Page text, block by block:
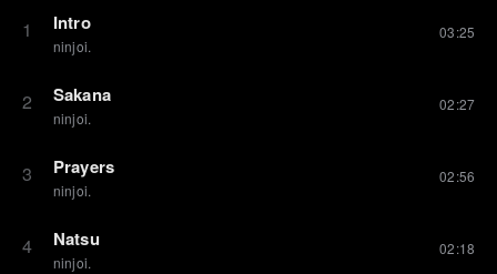
1 Intro
ninjoi.
03:25
2 Sakana
ninjoi.
02:27
3 Prayers
ninjoi.
02:56
4 Natsu
ninjoi.
02:18